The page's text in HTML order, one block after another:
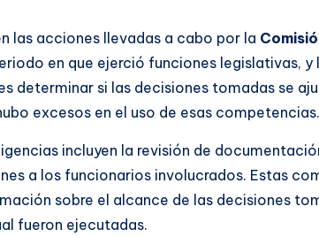
las acciones llevadas a cabo por la
en que ejerció funciones legislativas, y
determinar si las decisiones tomadas se
excesos en el uso de esas competencias.
incluyen la revisión de
a los funcionarios involucrados. Estas
sobre el alcance de las decisiones
fueron ejecutadas.